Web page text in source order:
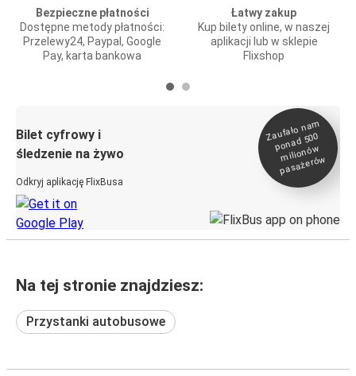
Bezpieczne płatności
Dostępne metody płatności:
Przelewy24, Paypal, Google
Pay, karta bankowa
Łatwy zakup
Kup bilety online, w naszej
aplikacji lub w sklepie
Flixshop
Bilet cyfrowy i
śledzenie na żywo
Odkryj aplikację FlixBusa
Zaufało na
m
ponad 500
milionó
w
pasażeró
w
Na tej stronie znajdziesz:
Przystanki autobusowe